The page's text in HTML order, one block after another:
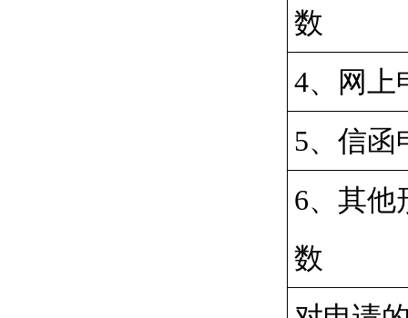
数
4、网上
5、信函
6、其他
数